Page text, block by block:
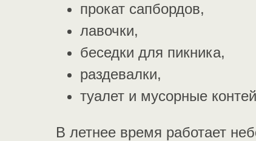
прокат сапбордов,
лавочки,
беседки для пикника,
раздевалки,
туалет и мусорные
В летнее время работает